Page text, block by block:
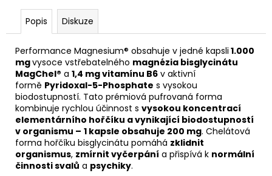
Popis Diskuze
Performance Magnesium® obsahuje v jedné kapsli 1.000
mgvysoce vstřebatelného magnézia bisglycinátu
MagChel® a 1,4 mg vitamínu B6 v aktivní
formě Pyridoxal-5-Phosphate s vysokou
biodostupností. Tato prémiová pufrovaná forma
kombinuje rychlou účinnost s vysokou koncentrací
elementárního hořčíku a vynikající biodostupností
v organismu – 1 kapsle obsahuje 200 mg. Chelátová
forma hořčíku bisglycinátu pomáhá zklidnit
organismus, zmírnit vyčerpání a přispívá k normální
činnosti svalů a psychiky.
Původně:
699